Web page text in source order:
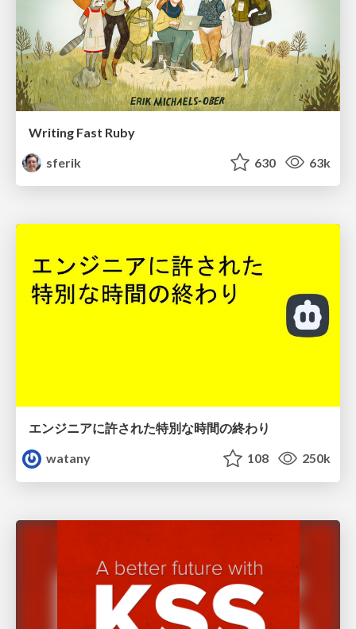
Writing Fast Ruby
sferik
630 63k
エンジニアに許された特別な時間の終わり
watany
108 250k